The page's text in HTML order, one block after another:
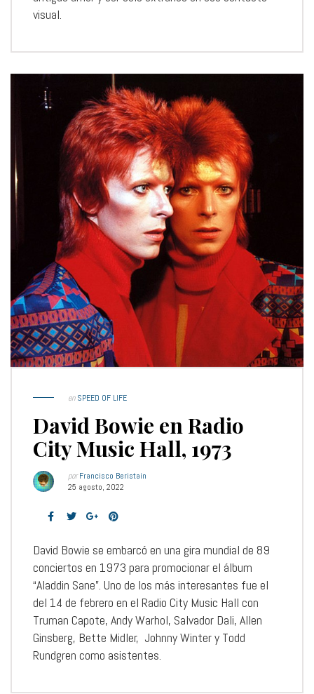
visual.
enSPEED OF LIFE
David Bowie en Radio
City Music Hall, 1973
porFrancisco Beristain
25 agosto, 2022
David Bowie se embarcó en una gira mundial de 89
conciertos en 1973 para promocionar el álbum
“Aladdin Sane”. Uno de los más interesantes fue el
del 14 de febrero en el Radio City Music Hall con
Truman Capote, Andy Warhol, Salvador Dali, Allen
Ginsberg, Bette Midler, Johnny Winter y Todd
Rundgren como asistentes.